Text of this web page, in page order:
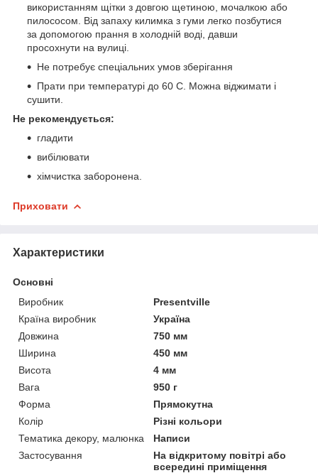
використанням щітки з довгою щетиною, мочалкою або
пилососом. Від запаху килимка з гуми легко позбутися
за допомогою прання в холодній воді, давши
просохнути на вулиці.
Не потребує спеціальних умов зберігання
Прати при температурі до 60 С. Можна віджимати і
сушити.
Не рекомендується:
гладити
вибілювати
хімчистка заборонена.
Приховати
Характеристики
Основні
Виробник
Presentville
Країна виробник
Україна
Довжина
750 мм
Ширина
450 мм
Висота
4 мм
Вага
950 г
Форма
Прямокутна
Колір
Різні кольори
Тематика декору, малюнка
Написи
Застосування
На відкритому повітрі або
всередині приміщення